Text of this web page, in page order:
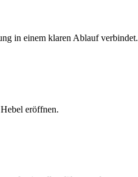
in einem klaren Ablauf verbindet.
eröffnen.